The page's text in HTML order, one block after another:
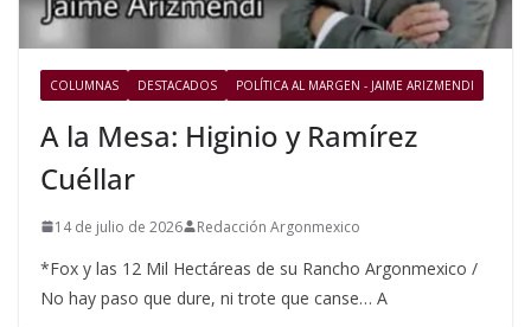
COLUMNAS DESTACADOS POLÍTICA AL MARGEN - JAIME ARIZMENDI
A la Mesa: Higinio y Ramírez
Cuéllar
14 de julio de 2026 Redacción Argonmexico
*Fox y las 12 Mil Hectáreas de su Rancho Argonmexico /
No hay paso que dure, ni trote que canse… A